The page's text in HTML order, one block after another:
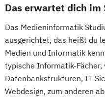
Das erwartet dich im
Das Medieninformatik
ausgerichtet, das heißt du
Medien und Informatik
typische Informatik-Fächer,
Datenbankstrukturen, IT-
Webdesign, zum anderen